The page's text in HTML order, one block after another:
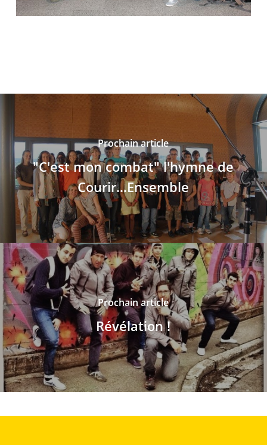
Prochain article
"C'est mon combat" l'hymne de
Courir...Ensemble
Prochain article
Révélation !